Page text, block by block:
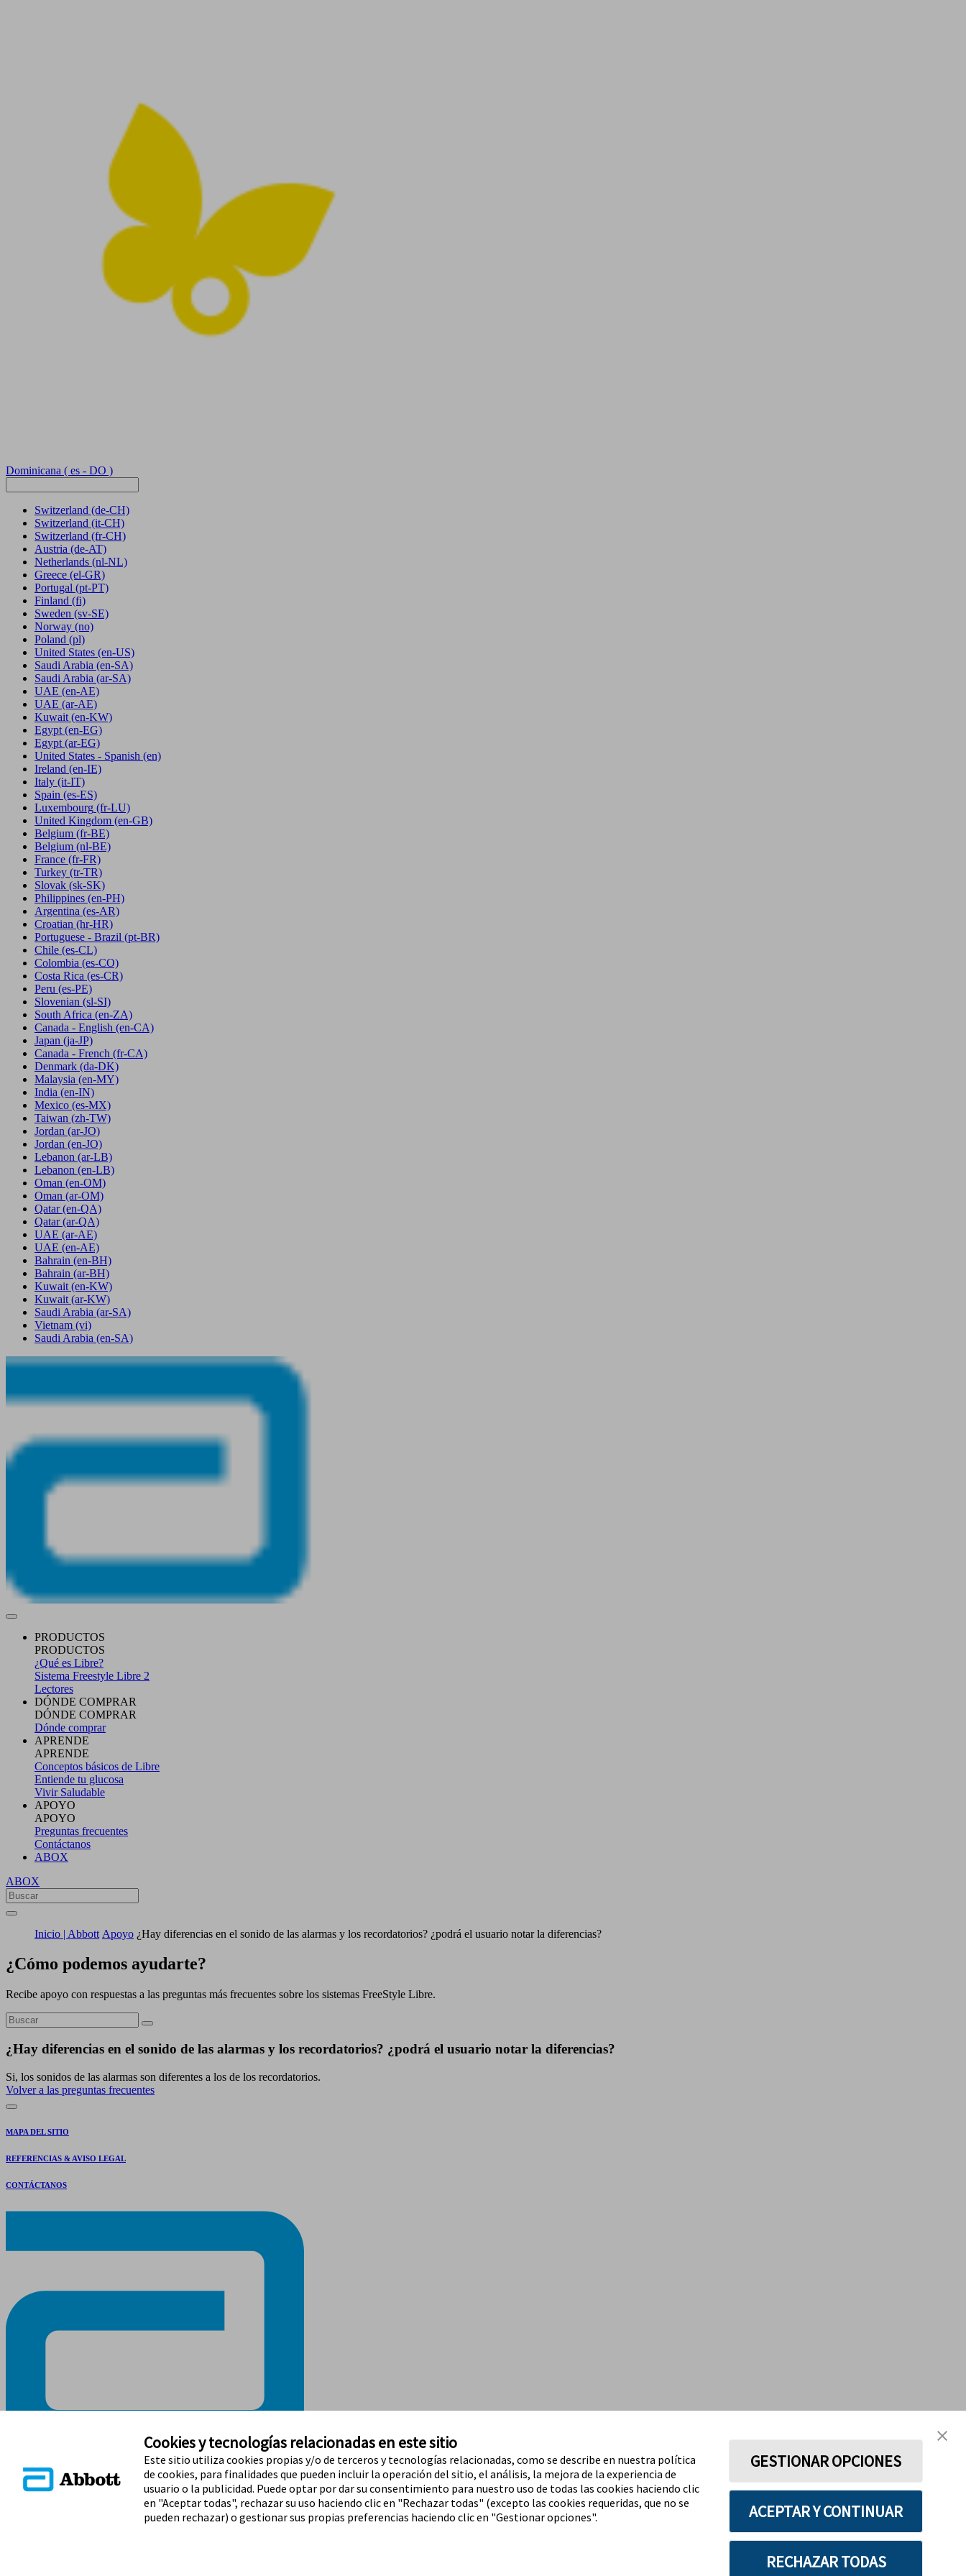
Dominicana ( es - DO )
Switzerland (de-CH)
Switzerland (it-CH)
Switzerland (fr-CH)
Austria (de-AT)
Netherlands (nl-NL)
Greece (el-GR)
Portugal (pt-PT)
Finland (fi)
Sweden (sv-SE)
Norway (no)
Poland (pl)
United States (en-US)
Saudi Arabia (en-SA)
Saudi Arabia (ar-SA)
UAE (en-AE)
UAE (ar-AE)
Kuwait (en-KW)
Egypt (en-EG)
Egypt(ar-EG)
United States - Spanish (en)
Ireland (en-IE)
Italy (it-IT)
Spain (es-ES)
Luxembourg (fr-LU)
United Kingdom (en-GB)
Belgium (fr-BE)
Belgium (nl-BE)
France (fr-FR)
Turkey (tr-TR)
Slovak (sk-SK)
Philippines (en-PH)
Argentina (es-AR)
Croatian (hr-HR)
Portuguese - Brazil (pt-BR)
Chile (es-CL)
Colombia (es-CO)
Costa Rica (es-CR)
Peru (es-PE)
Slovenian (sl-SI)
South Africa (en-ZA)
Canada - English (en-CA)
Japan (ja-JP)
Canada - French (fr-CA)
Denmark (da-DK)
Malaysia (en-MY)
India (en-IN)
Mexico (es-MX)
Taiwan (zh-TW)
Jordan (ar-JO)
Jordan (en-JO)
Lebanon (ar-LB)
Lebanon (en-LB)
Oman (en-OM)
Oman (ar-OM)
Qatar (en-QA)
Qatar (ar-QA)
UAE (ar-AE)
UAE (en-AE)
Bahrain (en-BH)
Bahrain (ar-BH)
Kuwait (en-KW)
Kuwait (ar-KW)
Saudi Arabia (ar-SA)
Vietnam (vi)
Saudi Arabia (en-SA)
PRODUCTOS
PRODUCTOS
¿Qué es Libre?
Sistema Freestyle Libre 2
Lectores
DÓNDE COMPRAR
DÓNDE COMPRAR
Dónde comprar
APRENDE
APRENDE
Conceptos básicos de Libre
Entiende tu glucosa
Vivir Saludable
APOYO
APOYO
Preguntas frecuentes
Contáctanos
ABOX
ABOX
Inicio | Abbott Apoyo ¿Hay diferencias en el sonido de las alarmas y los recordatorios? ¿podrá el usuario notar la diferencias?
¿Cómo podemos ayudarte?
Recibe apoyo con respuestas a las preguntas más frecuentes sobre los sistemas FreeStyle Libre.
¿Hay diferencias en el sonido de las alarmas y los recordatorios? ¿podrá el usuario notar la diferencias?
Si, los sonidos de las alarmas son diferentes a los de los recordatorios.
Volver a las preguntas frecuentes
MAPA DEL SITIO
REFERENCIAS & AVISO LEGAL
CONTÁCTANOS
MANTENTE EN CONTACTO
Cookies y tecnologías relacionadas en este sitio
Este sitio utiliza cookies propias y/o de terceros y tecnologías relacionadas, como se describe en nuestra política
de cookies, para finalidades que pueden incluir la operación del sitio, el análisis, la mejora de la experiencia de
usuario o la publicidad. Puede optar por dar su consentimiento para nuestro uso de todas las cookies haciendo clic
en "Aceptar todas", rechazar su uso haciendo clic en "Rechazar todas" (excepto las cookies requeridas, que no se
pueden rechazar) o gestionar sus propias preferencias haciendo clic en "Gestionar opciones".
GESTIONAR OPCIONES
ACEPTAR Y CONTINUAR
RECHAZAR TODAS